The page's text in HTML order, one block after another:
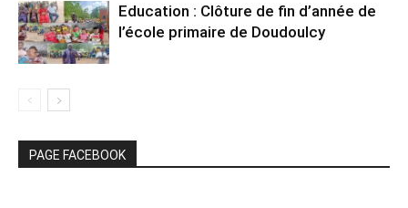
Education : Clôture de fin d’année de
l’école primaire de Doudoulcy
PAGE FACEBOOK